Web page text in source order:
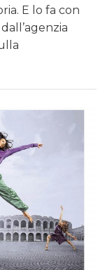
E lo fa con